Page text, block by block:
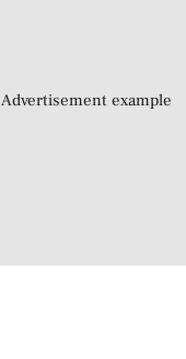
Advertisement example